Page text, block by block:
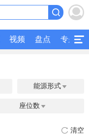
视频 盘点 专题
能源形式 
座位数 
清空